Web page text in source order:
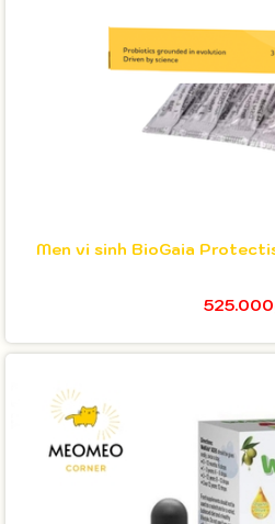
Men vi sinh BioGaia